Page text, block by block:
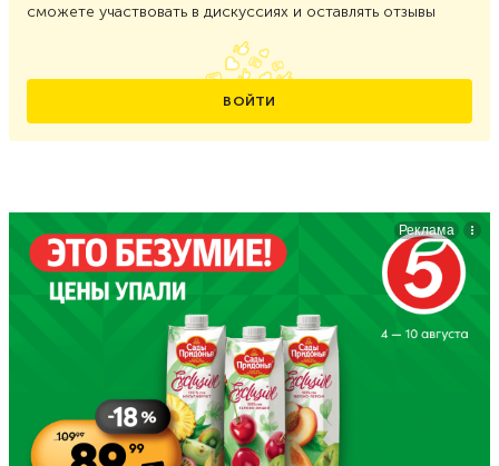
сможете участвовать в дискуссиях и оставлять отзывы
ВОЙТИ